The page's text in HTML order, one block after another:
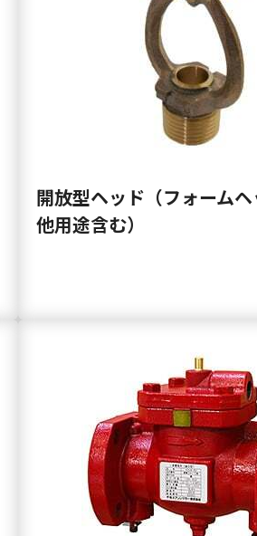
開放型ヘッド（フォーム
他用途含む）